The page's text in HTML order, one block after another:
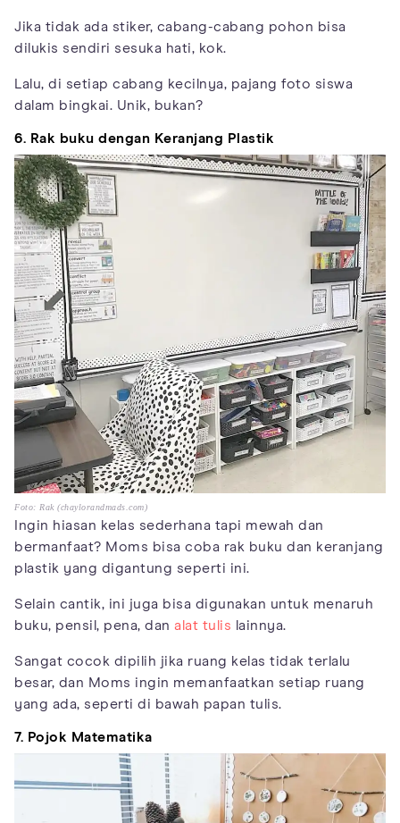
Jika tidak ada stiker, cabang-cabang pohon bisa
dilukis sendiri sesuka hati, kok.
Lalu, di setiap cabang kecilnya, pajang foto siswa
dalam bingkai. Unik, bukan?
6. Rak buku dengan Keranjang Plastik
Foto: Rak (chaylorandmads.com)
Ingin hiasan kelas sederhana tapi mewah dan
bermanfaat? Moms bisa coba rak buku dan keranjang
plastik yang digantung seperti ini.
Selain cantik, ini juga bisa digunakan untuk menaruh
buku, pensil, pena, dan alat tulis lainnya.
Sangat cocok dipilih jika ruang kelas tidak terlalu
besar, dan Moms ingin memanfaatkan setiap ruang
yang ada, seperti di bawah papan tulis.
7. Pojok Matematika